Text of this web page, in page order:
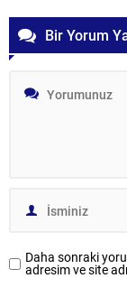
Bir Yorum
Daha sonraki
adresim ve site